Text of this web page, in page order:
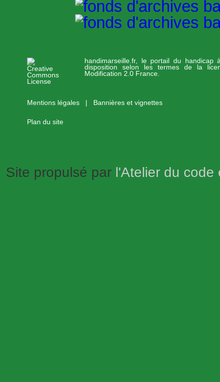
handimarseille.fr, le portail du handicap
disposition selon les termes de la
Modification 2.0 France.
Mentions légales Bannières et vignettes
Plan du site
Site propulsé par l'Atelier du